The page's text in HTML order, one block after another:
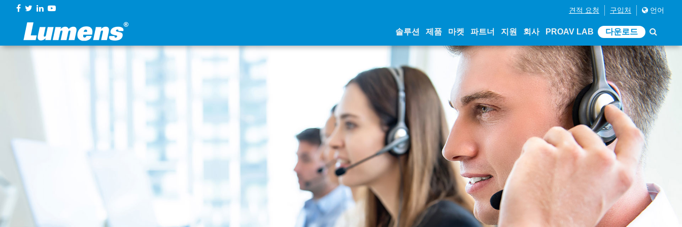
견적 요청 구입처 언어
솔루션 제품 마켓 파트너 지원 회사 PROAV LAB 다운로드